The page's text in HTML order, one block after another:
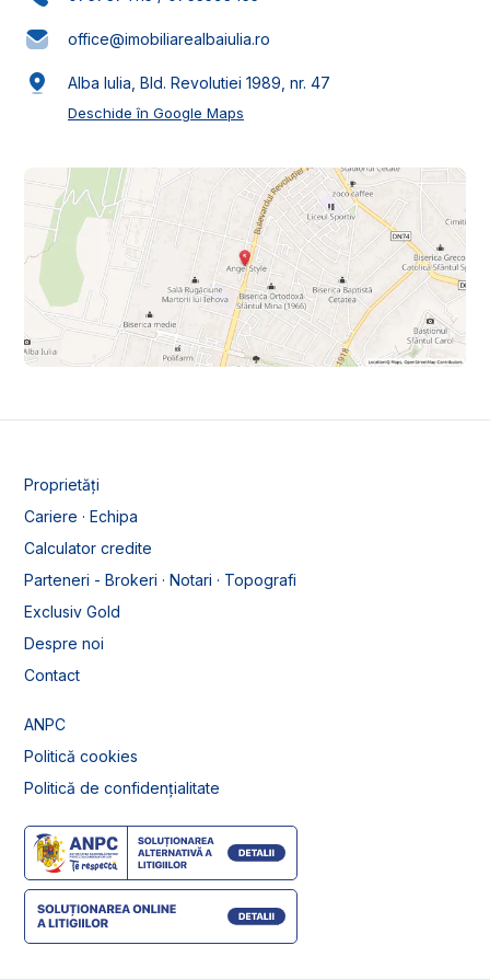
office@imobiliarealbaiulia.ro
Alba Iulia, Bld. Revolutiei 1989, nr. 47
Deschide în Google Maps
Proprietăți
Cariere · Echipa
Calculator credite
Parteneri - Brokeri · Notari · Topografi
Exclusiv Gold
Despre noi
Contact
ANPC
Politică cookies
Politică de confidențialitate